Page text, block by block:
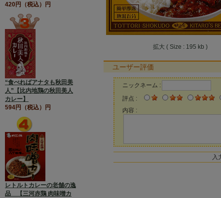
420円（税込）円
“食べればアナタも秋田美
人”【比内地鶏の秋田美人
カレー】
594円（税込）円
レトルトカレーの老舗の逸
品 【三河赤鶏 肉味噌カ
拡大 ( Size : 195 kb )
ユーザー評価
ニックネーム :
評点 :
内容 :
入